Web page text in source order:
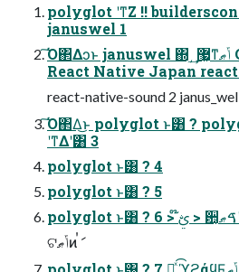
polyglot ʹͳΖ͏ !!
januswel 1
͠Ό΂Δͻͱ januswel ΍͵͢ ޷͖ͳݴޠ C++ JavaScript
React Native Japan
react-native-sound 2
͠Ό΂Δ͜ͱ polyglot ͱ͸ ?
ʹͳΔʹ͸ 3
polyglot ͱ͸ ? 4
polyglot ͱ͸ ? 5
ଟݴޠͷࠞަ